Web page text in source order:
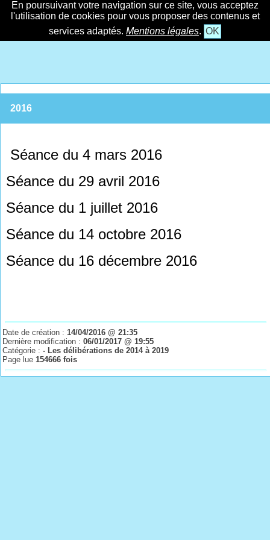
En poursuivant votre navigation sur ce site, vous acceptez
l'utilisation de cookies pour vous proposer des contenus et
services adaptés. Mentions légales. OK
2016
Séance du 4 mars 2016
Séance du 29 avril 2016
Séance du 1 juillet 2016
Séance du 14 octobre 2016
Séance du 16 décembre 2016
Date de création :14/04/2016 @ 21:35
Dernière modification :06/01/2017 @ 19:55
Catégorie :- Les délibérations de 2014 à 2019
Page lue154666 fois